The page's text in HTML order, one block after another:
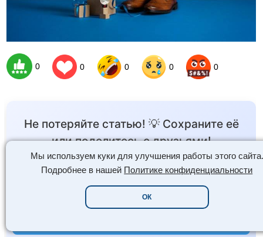
Мы используем куки для улучшения работы этого сайта.
Подробнее в нашей Политике конфиденциальности
ОК
0 0 0 0 0
Не потеряйте статью! 💡 Сохраните её
или поделитесь с друзьями!
В избранное
Поделиться